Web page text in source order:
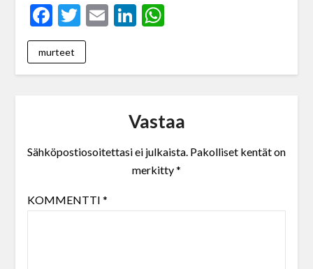
Facebook
Twitter
EmailLinkedIn
WhatsApp
murteet
Vastaa
Sähköpostiosoitettasi ei julkaista. Pakolliset kentät on
merkitty*
KOMMENTTI *